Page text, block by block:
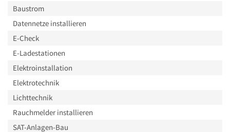
Baustrom
Datennetze installieren
E-Check
E-Ladestationen
Elektroinstallation
Elektrotechnik
Lichttechnik
Rauchmelder installieren
SAT-Anlagen-Bau